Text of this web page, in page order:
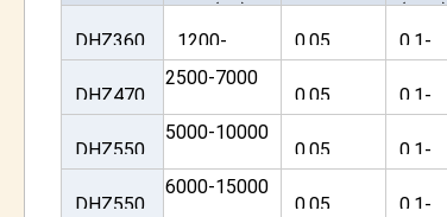
teit (l/u)
(Mpa)
DHZ360
1200-
2500
0,05
0.1-
DHZ470
2500-7000
0,05
0.1-
DHZ550
5000-10000
0,05
0.1-
DHZ550
6000-15000
0,05
0.1-